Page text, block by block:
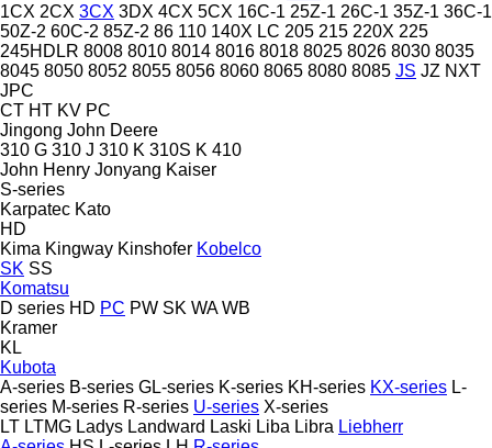
1CX 2CX 3CX 3DX 4CX 5CX 16C-1 25Z-1 26C-1 35Z-1 36C-1
50Z-2 60C-2 85Z-2 86 110 140X LC 205 215 220X 225
245HDLR 8008 8010 8014 8016 8018 8025 8026 8030 8035
8045 8050 8052 8055 8056 8060 8065 8080 8085 JS JZ NXT
JPC
CT HT KV PC
Jingong John Deere
310 G 310 J 310 K 310S K 410
John Henry Jonyang Kaiser
S-series
Karpatec Kato
HD
Kima Kingway Kinshofer Kobelco
SK SS
Komatsu
D series HD PC PW SK WA WB
Kramer
KL
Kubota
A-series B-series GL-series K-series KH-series KX-series L-
series M-series R-series U-series X-series
LT LTMG Ladys Landward Laski Liba Libra Liebherr